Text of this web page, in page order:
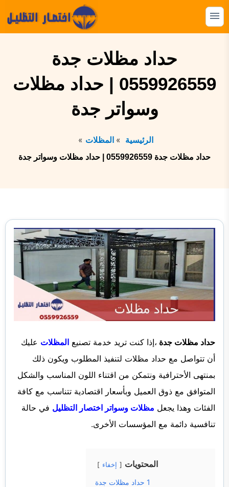
التجاوز
إلى القائمة
ابحث
المظلات
حداد مظلات جدة
0559926559 | حداد مظلات
وسواتر جدة
الرئيسية
المظلات
حداد مظلات جدة 0559926559 | حداد مظلات وسواتر جدة
حداد مظلات جدة ،إذا كنت تريد خدمة تصنيع المظلات عليك
أن تتواصل مع حداد مظلات لتنفيذ المطلوب ويكون ذلك
بمنتهى الأحترافية ونتمكن من اقتناء اللون المناسب والشكل
المتوافق مع ذوق العميل وبأسعار اقتصادية تتناسب مع كافة
الفئات وهذا يجعل مظلات وسواتر اختصار التظليل في حالة
تنافسية دائمة مع المؤسسات الأخرى.
المحتويات إخفاء
1 حداد مظلات جدة